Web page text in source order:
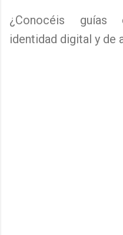
¿Conocéis guías
identidad digital y de